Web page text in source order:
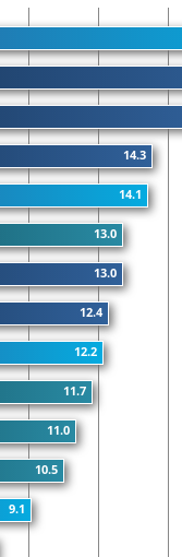
14.3
14.1
13.0
13.0
12.4
12.2
11.7
11.0
10.5
9.1